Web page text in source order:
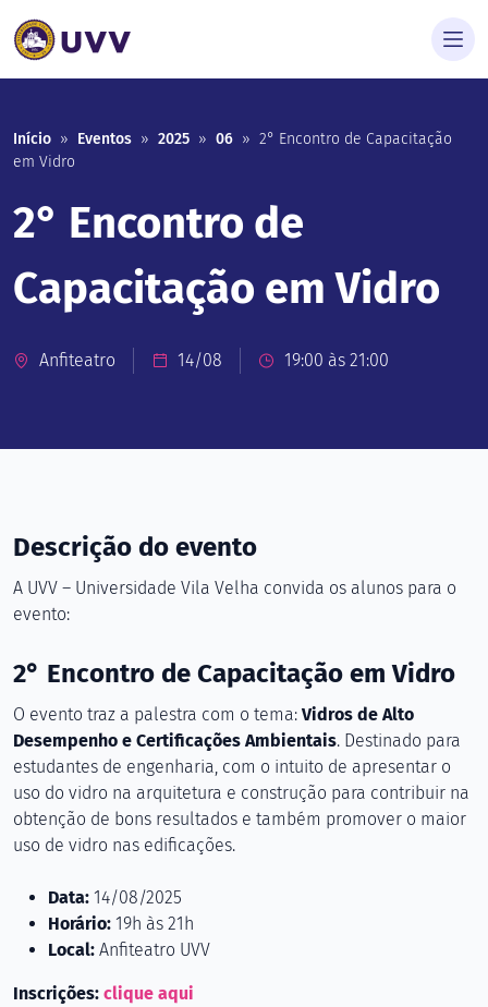
Início » Eventos » 2025 » 06 » 2° Encontro de Capacitação
em Vidro
2° Encontro de
Capacitação em Vidro
Anfiteatro 14/08 19:00 às 21:00
Descrição do evento
A UVV – Universidade Vila Velha convida os alunos para o
evento:
2° Encontro de Capacitação em Vidro
O evento traz a palestra com o tema: Vidros de Alto
Desempenho e Certificações Ambientais. Destinado para
estudantes de engenharia, com o intuito de apresentar o
uso do vidro na arquitetura e construção para contribuir na
obtenção de bons resultados e também promover o maior
uso de vidro nas edificações.
Data: 14/08/2025
Horário: 19h às 21h
Local: Anfiteatro UVV
Inscrições: clique aqui